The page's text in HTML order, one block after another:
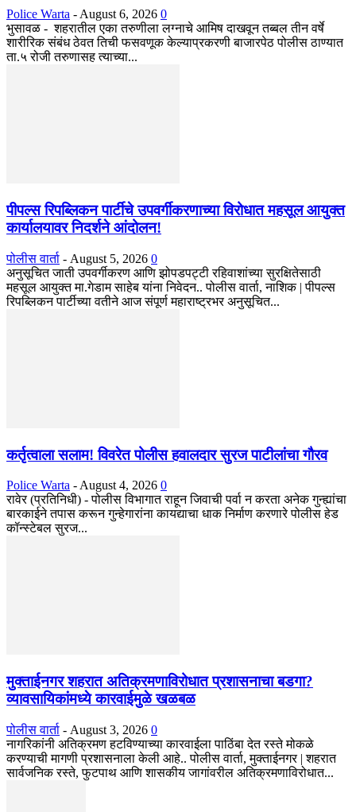
Police Warta - August 6, 2026 0
भुसावळ - शहरातील एका तरुणीला लग्नाचे आमिष दाखवून तब्बल तीन वर्षे
शारीरिक संबंध ठेवत तिची फसवणूक केल्याप्रकरणी बाजारपेठ पोलीस ठाण्यात
ता.५ रोजी तरुणासह त्याच्या...
पीपल्स रिपब्लिकन पार्टीचे उपवर्गीकरणाच्या विरोधात महसूल आयुक्त
कार्यालयावर निदर्शने आंदोलन!
पोलीस वार्ता - August 5, 2026 0
अनुसूचित जाती उपवर्गीकरण आणि झोपडपट्टी रहिवाशांच्या सुरक्षितेसाठी
महसूल आयुक्त मा.गेडाम साहेब यांना निवेदन.. पोलीस वार्ता, नाशिक | पीपल्स
रिपब्लिकन पार्टीच्या वतीने आज संपूर्ण महाराष्ट्रभर अनुसूचित...
कर्तृत्वाला सलाम! विवरेत पोलीस हवालदार सुरज पाटीलांचा गौरव
Police Warta - August 4, 2026 0
रावेर (प्रतिनिधी) - पोलीस विभागात राहून जिवाची पर्वा न करता अनेक गुन्ह्यांचा
बारकाईने तपास करून गुन्हेगारांना कायद्याचा धाक निर्माण करणारे पोलीस हेड
कॉन्स्टेबल सुरज...
मुक्ताईनगर शहरात अतिक्रमणाविरोधात प्रशासनाचा बडगा?
व्यावसायिकांमध्ये कारवाईमुळे खळबळ
पोलीस वार्ता - August 3, 2026 0
नागरिकांनी अतिक्रमण हटविण्याच्या कारवाईला पाठिंबा देत रस्ते मोकळे
करण्याची मागणी प्रशासनाला केली आहे.. पोलीस वार्ता, मुक्ताईनगर | शहरात
सार्वजनिक रस्ते, फुटपाथ आणि शासकीय जागांवरील अतिक्रमणाविरोधात...